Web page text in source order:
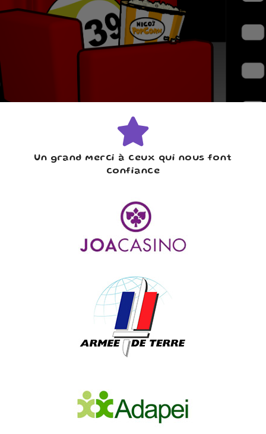
Un grand merci à ceux qui nous font
confiance